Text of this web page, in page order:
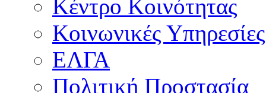
Κέντρο Κοινότητας
Κοινωνικές Υπηρεσίες
ΕΛΓΑ
Πολιτική Προστασία